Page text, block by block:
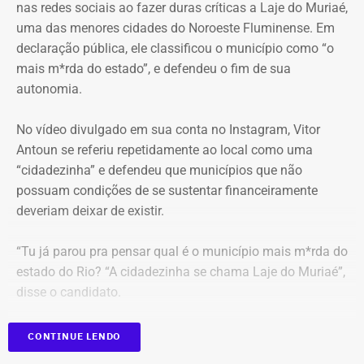
violação da cadeia de custódia das provas. Segundo o
ministro, não existem “quaisquer indícios ou evidências
concretas” que sustentem essa possibilidade. Ele
também descartou a hipótese de que o sigilo das
comunicações profissionais de Alessandro Carracena, na
Além de rejeitar o recurso da defesa de Carracena, o
ministro do STF votou por negar pedidos de outros
investigados na Operação Anomalia. O ministro defendeu
que se mantenham as prisões do policial militar Flávio
Gonçalves, ex-assessor parlamentar, continue detido em
uma penitenciária federal.
Ainda participarão do julgamento os ministros Flávio
Dino, Cármen Lúcia e Cristiano Zanin.
nas redes sociais ao fazer duras críticas a Laje do Muriaé,
uma das menores cidades do Noroeste Fluminense. Em
declaração pública, ele classificou o município como “o
mais m*rda do estado”, e defendeu o fim de sua
autonomia.
No vídeo divulgado em sua conta no Instagram, Vitor
Antoun se referiu repetidamente ao local como uma
“cidadezinha” e defendeu que municípios que não
possuam condições de se sustentar financeiramente
deveriam deixar de existir.
“Tu já parou pra pensar qual é o município mais m*rda do
estado do Rio? “A cidadezinha se chama Laje do Muriaé”,
disse o candidato.
Proposta prevê fundir municípios que
CONTINUE LENDO